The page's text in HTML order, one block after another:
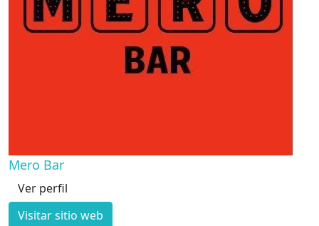
Mero Bar
Ver perfil
Visitar sitio web